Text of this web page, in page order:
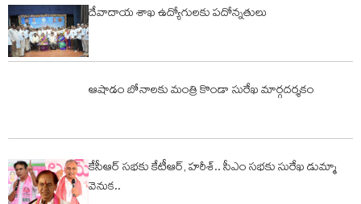
దేవాదాయ శాఖ ఉద్యోగులకు పదోన్నతులు
ఆషాడం బోనాలకు మంత్రి కొండా సురేఖ మార్గదర్శకం
కేసీఆర్‌ సభకు కేటీఆర్‌, హరీశ్‌.. సీఎం సభకు సురేఖ డుమ్మా
వెనుక..